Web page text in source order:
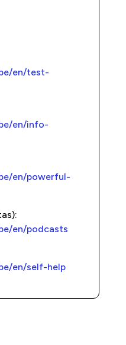
en/test-
en/info-
en/powerful-
en/podcasts
en/self-help